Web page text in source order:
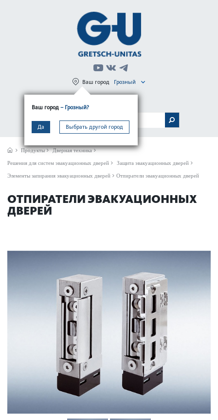
Ваш город – Грозный?
Да Выбрать другой город
Ваш город Грозный
МЕНЮ
Продукты Дверная техника
Решения для систем эвакуационных дверей Защита эвакуационных дверей
Элементы запирания эвакуационных дверей Отпиратели эвакуационных дверей
ОТПИРАТЕЛИ ЭВАКУАЦИОННЫХ
ДВЕРЕЙ